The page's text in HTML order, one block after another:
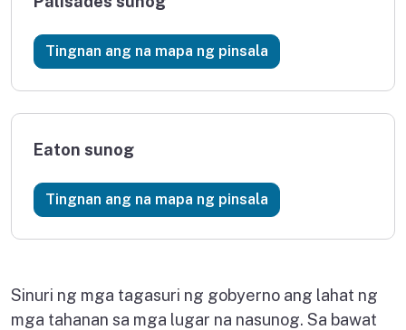
Tingnan ang Palisades sunog
na mapa ng pinsala
Eaton sunog
Tingnan ang Eaton sunog
na mapa ng pinsala
Sinuri ng mga tagasuri ng gobyerno ang lahat ng
mga tahanan sa mga lugar na nasunog. Sa bawat